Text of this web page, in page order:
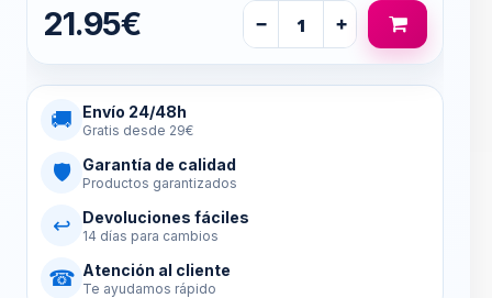
21.95€ − +
🚚 Envío 24/48h
Gratis desde 29€
🛡 Garantía de calidad
Productos garantizados
↩ Devoluciones fáciles
14 días para cambios
☎ Atención al cliente
Te ayudamos rápido